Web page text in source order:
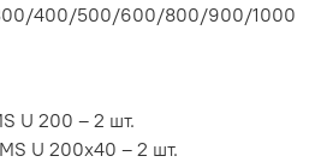
300/400/500/600/800/900/1000
U 200 – 2 шт.
U 200x40 – 2 шт.